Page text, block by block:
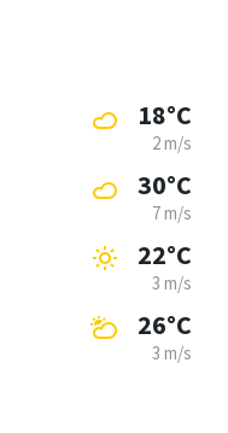
18°C
2 m/s
30°C
7 m/s
22°C
3 m/s
26°C
3 m/s